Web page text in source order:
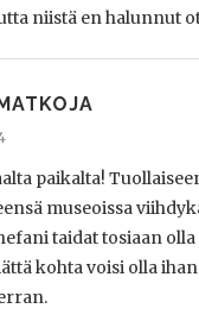
niistä en halunnut
paikalta!
museoissa
taidat tosiaan olla
kohta voisi olla